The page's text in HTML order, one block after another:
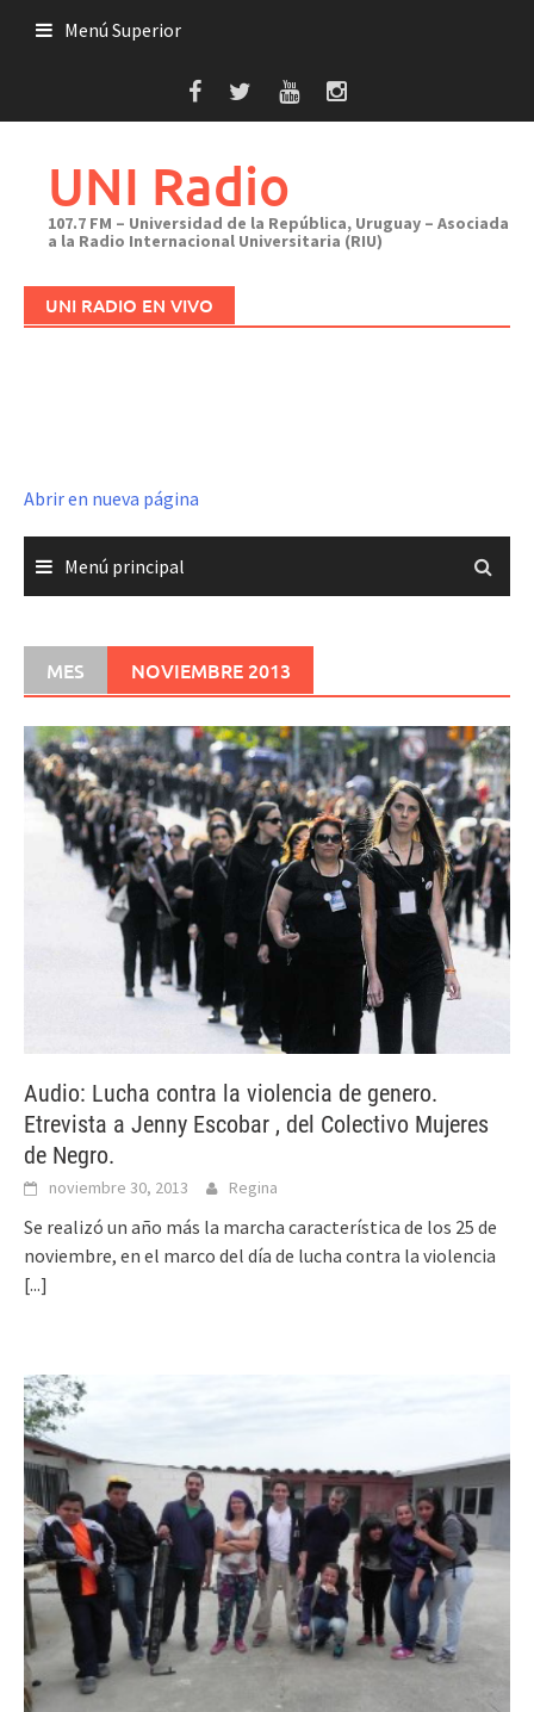
Menú Superior
UNI Radio
107.7 FM – Universidad de la República, Uruguay – Asociada
a la Radio Internacional Universitaria (RIU)
UNI RADIO EN VIVO
Abrir en nueva página
Menú principal
MES NOVIEMBRE 2013
Audio: Lucha contra la violencia de genero.
Etrevista a Jenny Escobar , del Colectivo Mujeres
de Negro.
noviembre 30, 2013 Regina
Se realizó un año más la marcha característica de los 25 de
noviembre, en el marco del día de lucha contra la violencia
[...]